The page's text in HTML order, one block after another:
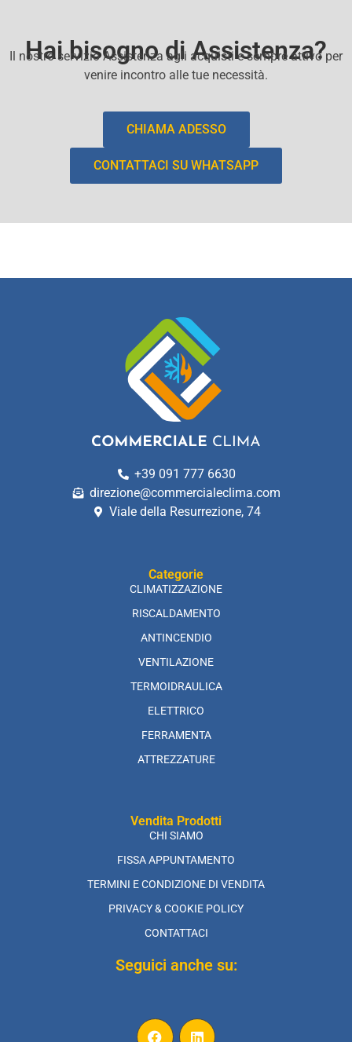
Hai bisogno di Assistenza?
Il nostro servizio Assistenza agli acquisti e sempre attivo per
venire incontro alle tue necessità.
CHIAMA ADESSO
CONTATTACI SU WHATSAPP
+39 091 777 6630
direzione@commercialeclima.com
Viale della Resurrezione, 74
Categorie
CLIMATIZZAZIONE
RISCALDAMENTO
ANTINCENDIO
VENTILAZIONE
TERMOIDRAULICA
ELETTRICO
FERRAMENTA
ATTREZZATURE
Vendita Prodotti
CHI SIAMO
FISSA APPUNTAMENTO
TERMINI E CONDIZIONE DI VENDITA
PRIVACY & COOKIE POLICY
CONTATTACI
Seguici anche su: